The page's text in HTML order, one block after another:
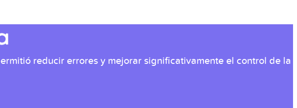
reducir errores y mejorar significativamente el control de la